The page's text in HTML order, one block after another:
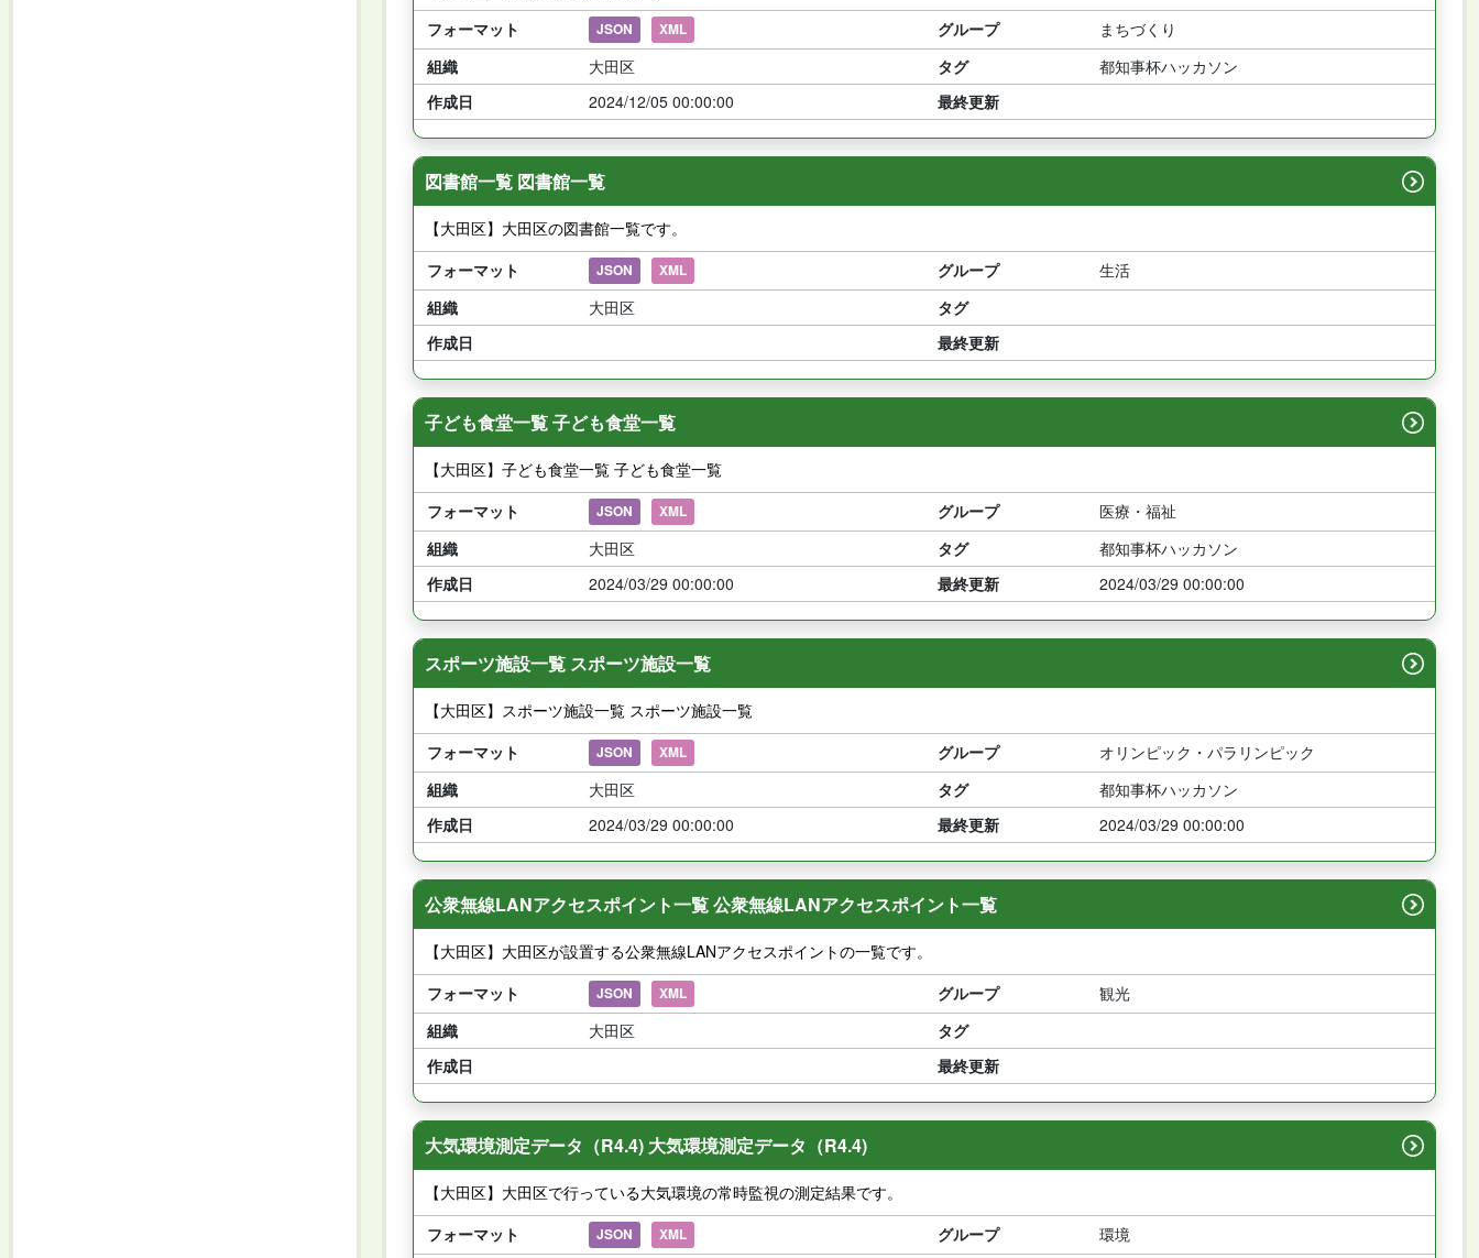
フォーマット
JSON XML グループ
まちづくり
組織
大田区 タグ
都知事杯ハッカソン
作成日
2024/12/05 00:00:00 最終更新
図書館一覧 図書館一覧
【大田区】大田区の図書館一覧です。
フォーマット
JSON XML グループ
生活
組織
大田区
タグ
作成日
最終更新
子ども食堂一覧 子ども食堂一覧
【大田区】子ども食堂一覧 子ども食堂一覧
フォーマット
JSON XML グループ
医療・福祉
組織
大田区 タグ
都知事杯ハッカソン
作成日
2024/03/29 00:00:00 最終更新 2024/03/29 00:00:00
スポーツ施設一覧 スポーツ施設一覧
【大田区】スポーツ施設一覧 スポーツ施設一覧
フォーマット
JSON XML グループ
オリンピック・パラリンピック
組織
大田区 タグ
都知事杯ハッカソン
作成日
2024/03/29 00:00:00 最終更新 2024/03/29 00:00:00
公衆無線LANアクセスポイント一覧 公衆無線LANアクセスポイント一覧
【大田区】大田区が設置する公衆無線LANアクセスポイントの一覧です。
フォーマット
JSON XML グループ
観光
組織
大田区
タグ
作成日
最終更新
大気環境測定データ（R4.4) 大気環境測定データ（R4.4)
【大田区】大田区で行っている大気環境の常時監視の測定結果です。
フォーマット
JSON XML グループ
環境